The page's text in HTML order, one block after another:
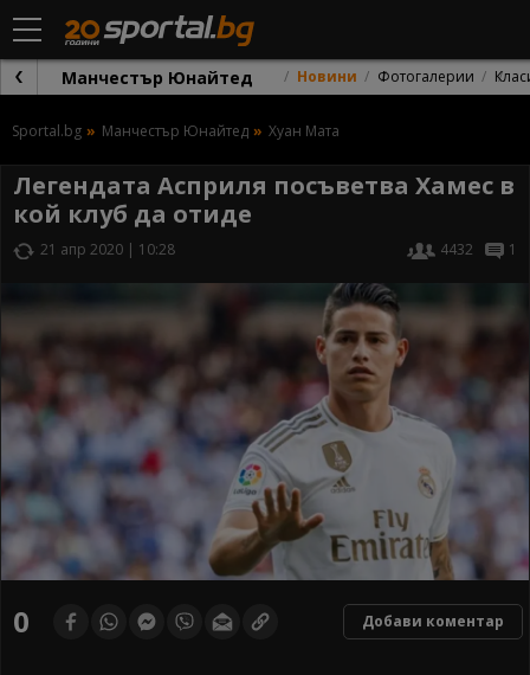
Манчестър Юнайтед Новини Фотогалерии
Sportal.bg Манчестър Юнайтед Хуан Мата
Легендата Асприля посъветва Хамес в
кой клуб да отиде
21 апр 2020 | 10:28 4432 1
0 Добави коментар